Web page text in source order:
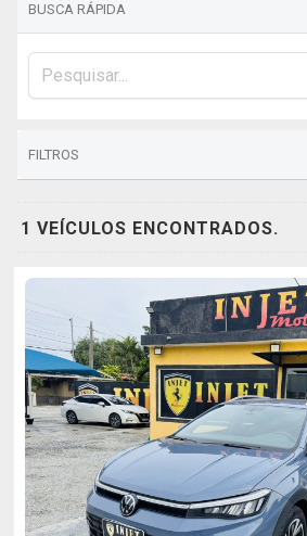
BUSCA RÁPIDA
FILTROS
1 VEÍCULOS ENCONTRADOS.